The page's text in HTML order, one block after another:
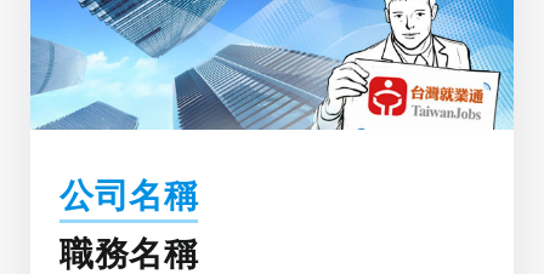
公司名稱
職務名稱